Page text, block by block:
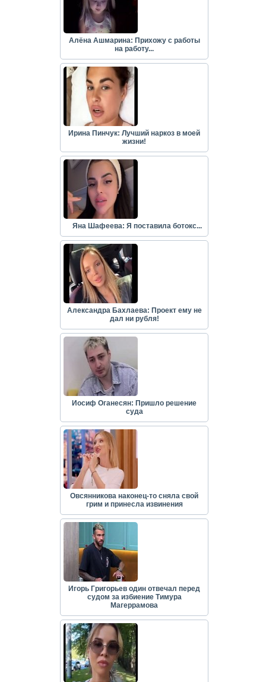
Алёна Ашмарина: Прихожу с работы
на работу...
Ирина Пинчук: Лучший наркоз в моей
жизни!
Яна Шафеева: Я поставила ботокс...
Александра Бахлаева: Проект ему не
дал ни рубля!
Иосиф Оганесян: Пришло решение
суда
Овсянникова наконец-то сняла свой
грим и принесла извинения
Игорь Григорьев один отвечал перед
судом за избиение Тимура
Магеррамова